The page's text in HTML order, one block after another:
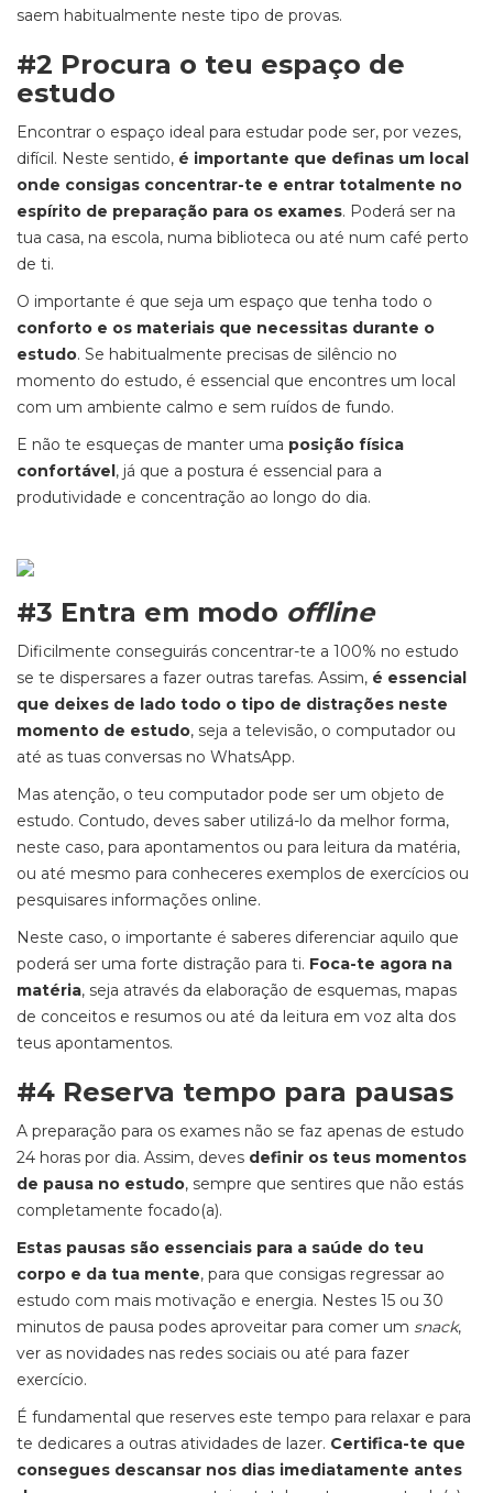
saem habitualmente neste tipo de provas.
#2 Procura o teu espaço de
estudo
Encontrar o espaço ideal para estudar pode ser, por vezes,
difícil. Neste sentido, é importante que definas um local
onde consigas concentrar-te e entrar totalmente no
espírito de preparação para os exames. Poderá ser na
tua casa, na escola, numa biblioteca ou até num café perto
de ti.
O importante é que seja um espaço que tenha todo o
conforto e os materiais que necessitas durante o
estudo. Se habitualmente precisas de silêncio no
momento do estudo, é essencial que encontres um local
com um ambiente calmo e sem ruídos de fundo.
E não te esqueças de manter uma posição física
confortável, já que a postura é essencial para a
produtividade e concentração ao longo do dia.
#3 Entra em modo offline
Dificilmente conseguirás concentrar-te a 100% no estudo
se te dispersares a fazer outras tarefas. Assim, é essencial
que deixes de lado todo o tipo de distrações neste
momento de estudo, seja a televisão, o computador ou
até as tuas conversas no WhatsApp.
Mas atenção, o teu computador pode ser um objeto de
estudo. Contudo, deves saber utilizá-lo da melhor forma,
neste caso, para apontamentos ou para leitura da matéria,
ou até mesmo para conheceres exemplos de exercícios ou
pesquisares informações online.
Neste caso, o importante é saberes diferenciar aquilo que
poderá ser uma forte distração para ti. Foca-te agora na
matéria, seja através da elaboração de esquemas, mapas
de conceitos e resumos ou até da leitura em voz alta dos
teus apontamentos.
#4 Reserva tempo para pausas
A preparação para os exames não se faz apenas de estudo
24 horas por dia. Assim, deves definir os teus momentos
de pausa no estudo, sempre que sentires que não estás
completamente focado(a).
Estas pausas são essenciais para a saúde do teu
corpo e da tua mente, para que consigas regressar ao
estudo com mais motivação e energia. Nestes 15 ou 30
minutos de pausa podes aproveitar para comer um snack,
ver as novidades nas redes sociais ou até para fazer
exercício.
É fundamental que reserves este tempo para relaxar e para
te dedicares a outras atividades de lazer. Certifica-te que
consegues descansar nos dias imediatamente antes